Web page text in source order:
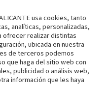
Instagram TikTok
legal
usa cookies, tanto
analíticas, personalizadas,
ofrecer realizar distintas
ubicada en nuestra
de terceros podemos
que haga del sitio web con
publicidad o análisis web,
información que les haya